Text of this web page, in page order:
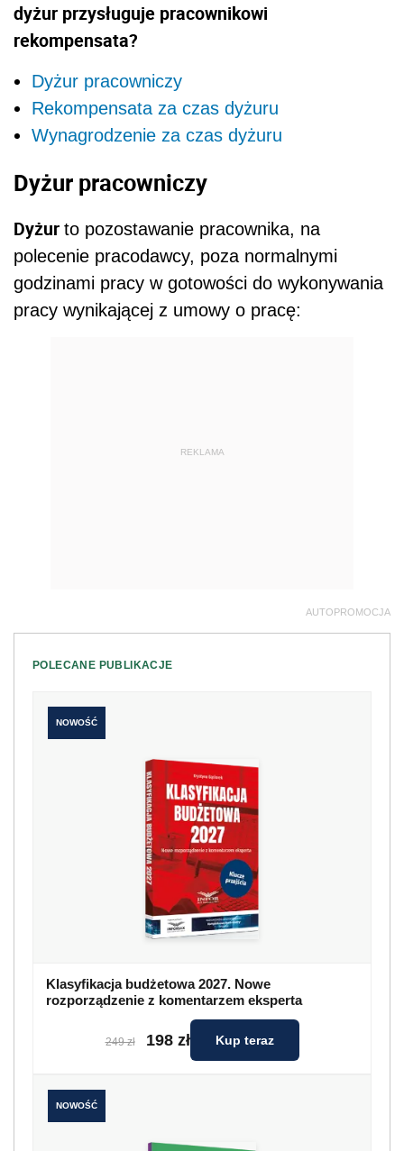
dyżur przysługuje pracownikowi
rekompensata?
Dyżur pracowniczy
Rekompensata za czas dyżuru
Wynagrodzenie za czas dyżuru
Dyżur pracowniczy
Dyżur to pozostawanie pracownika, na
polecenie pracodawcy, poza normalnymi
godzinami pracy w gotowości do wykonywania
pracy wynikającej z umowy o pracę:
REKLAMA
AUTOPROMOCJA
POLECANE PUBLIKACJE
NOWOŚĆ
Klasyfikacja budżetowa 2027. Nowe
rozporządzenie z komentarzem eksperta
249 zł 198 zł Kup teraz
NOWOŚĆ